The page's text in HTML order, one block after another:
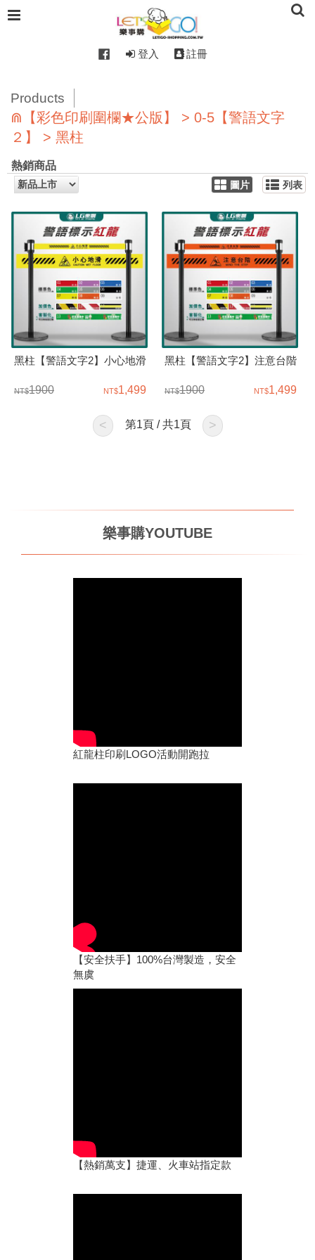
登入 註冊
Products
⋒【彩色印刷圍欄★公版】 > 0-5【警語文字
２】 > 黑柱
熱銷商品
圖片 列表
黑柱【警語文字2】小心地滑
1900 1,499
黑柱【警語文字2】注意台階
1900 1,499
< 第1頁 / 共1頁 >
樂事購YOUTUBE
紅龍柱印刷LOGO活動開跑拉
【安全扶手】100%台灣製造，安全
無虞
【熱銷萬支】捷運、火車站指定款